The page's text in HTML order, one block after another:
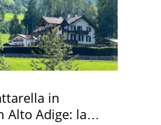
in
Alto Adige: la